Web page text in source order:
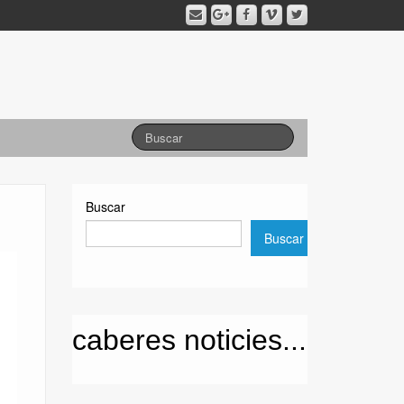
Buscar
Buscar
caberes noticies...